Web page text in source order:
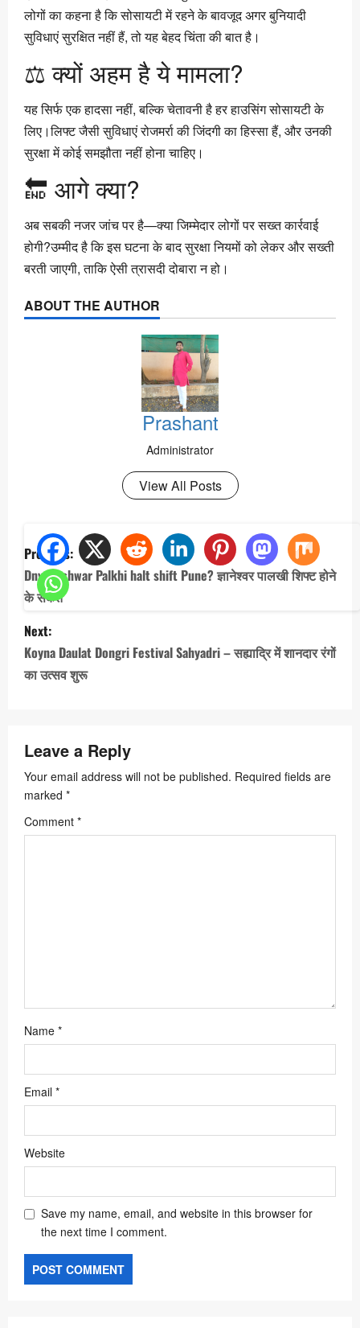
लोगों का कहना है कि सोसायटी में रहने के बावजूद अगर बुनियादी
सुविधाएं सुरक्षित नहीं हैं, तो यह बेहद चिंता की बात है।
⚖️ क्यों अहम है ये मामला?
यह सिर्फ एक हादसा नहीं, बल्कि चेतावनी है हर हाउसिंग सोसायटी के
लिए।लिफ्ट जैसी सुविधाएं रोजमर्रा की जिंदगी का हिस्सा हैं, और उनकी
सुरक्षा में कोई समझौता नहीं होना चाहिए।
🔚 आगे क्या?
अब सबकी नजर जांच पर है—क्या जिम्मेदार लोगों पर सख्त कार्रवाई
होगी?उम्मीद है कि इस घटना के बाद सुरक्षा नियमों को लेकर और सख्ती
बरती जाएगी, ताकि ऐसी त्रासदी दोबारा न हो।
ABOUT THE AUTHOR
Prashant
Administrator
View All Posts
P
o
s
t
n
a
g
a
t
i
Previous:
Dnyaneshwar Palkhi halt shift Pune? ज्ञानेश्वर पालखी शिफ्ट होने
के संकेत
Next:
Koyna Daulat Dongri Festival Sahyadri – सह्याद्रि में शानदार रंगों
का उत्सव शुरू
Leave a Reply
Your email address will not be published. Required fields are
marked *
Comment *
Name *
Email *
Website
Save my name, email, and website in this browser for
the next time I comment.